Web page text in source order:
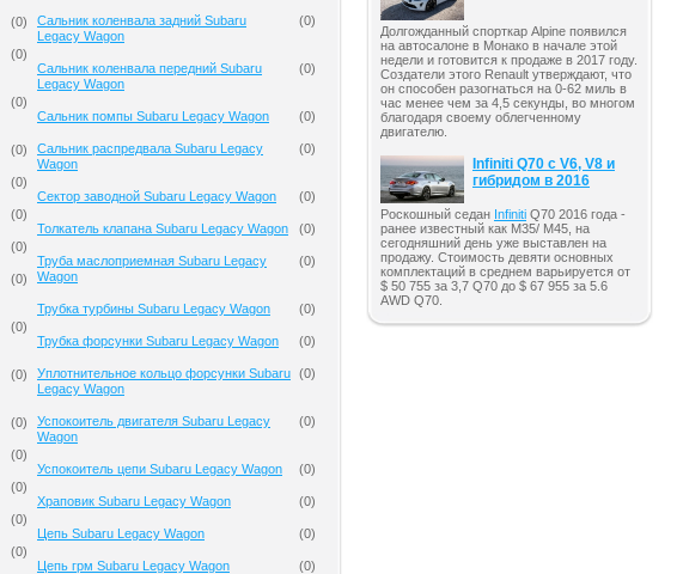
(0)
(0)
(0)
(0)
(0)
(0)
(0)
(0)
(0)
(0)
(0)
(0)
(0)
(0)
(0)
Сальник коленвала задний Subaru
Legacy Wagon
(0)
Сальник коленвала передний Subaru
Legacy Wagon
(0)
Сальник помпы Subaru Legacy Wagon (0)
Сальник распредвала Subaru Legacy
Wagon
(0)
Сектор заводной Subaru Legacy Wagon (0)
Толкатель клапана Subaru Legacy Wagon (0)
Труба маслоприемная Subaru Legacy
Wagon
(0)
Трубка турбины Subaru Legacy Wagon (0)
Трубка форсунки Subaru Legacy Wagon (0)
Уплотнительное кольцо форсунки Subaru
Legacy Wagon
(0)
Успокоитель двигателя Subaru Legacy
Wagon
(0)
Успокоитель цепи Subaru Legacy Wagon (0)
Храповик Subaru Legacy Wagon (0)
Цепь Subaru Legacy Wagon (0)
Цепь грм Subaru Legacy Wagon (0)
Долгожданный спорткар Alpine появился
на автосалоне в Монако в начале этой
недели и готовится к продаже в 2017 году.
Создатели этого Renault утверждают, что
он способен разогнаться на 0-62 миль в
час менее чем за 4,5 секунды, во многом
благодаря своему облегченному
двигателю.
Infiniti Q70 с V6, V8 и
гибридом в 2016
Роскошный седан Infiniti Q70 2016 года -
ранее известный как M35/ M45, на
сегодняшний день уже выставлен на
продажу. Стоимость девяти основных
комплектаций в среднем варьируется от
$ 50 755 за 3,7 Q70 до $ 67 955 за 5.6
AWD Q70.